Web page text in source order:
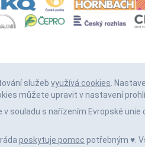
služeb využívá cookies.
můžete upravit v nastavení
souladu s nařízením Evropské unie
poskytuje pomoc potřebným ♥️.